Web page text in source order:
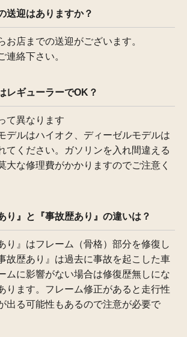
送迎はありますか？
お店までの送迎がございます。
連絡下さい。
レギューラーでOK？
て異なります
デルはハイオク、ディーゼルモデルは
てください。ガソリンを入れ間違える
大な修理費がかかりますのでご注意く
り』と『事故歴あり』の違いは？
り』はフレーム（骨格）部分を修復し
故歴あり』は過去に事故を起こした車
ムに影響がない場合は修復歴無しにな
ります。フレーム修正があると走行性
出る可能性もあるので注意が必要で